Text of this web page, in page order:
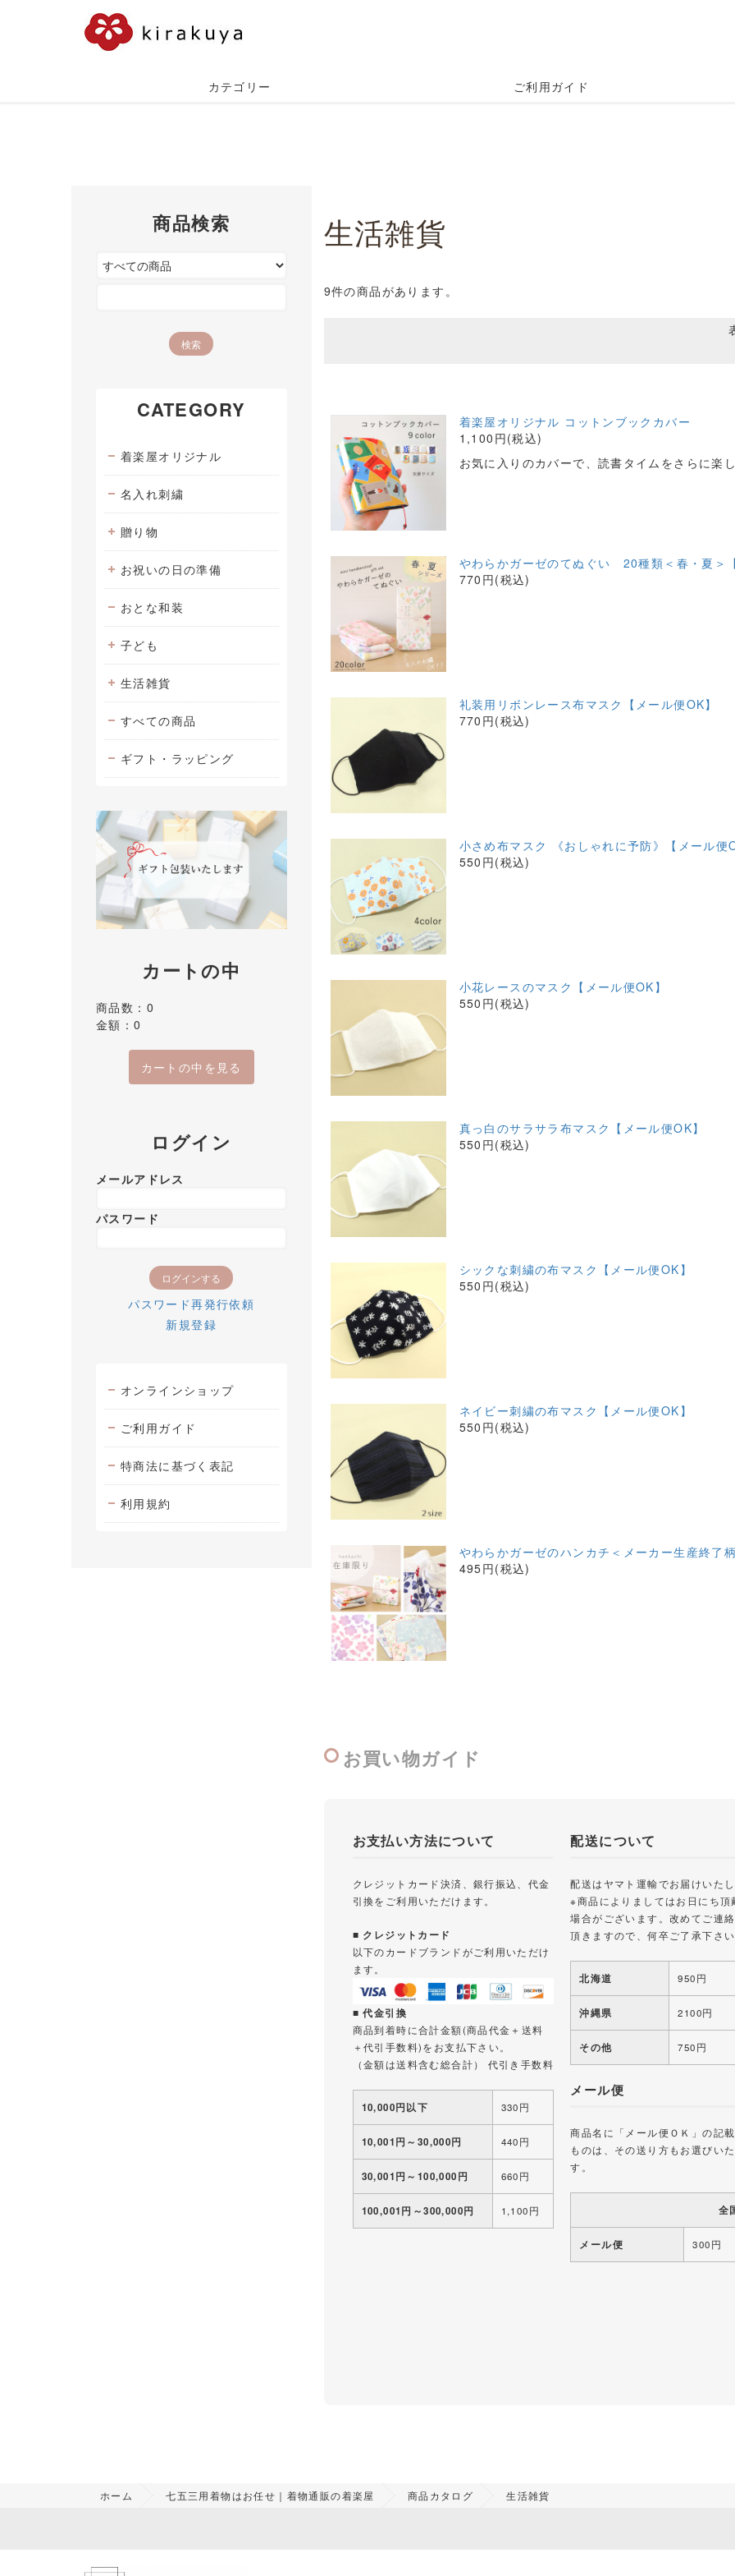
カテゴリー ご利用ガイド
商品検索
CATEGORY
着楽屋オリジナル
名入れ刺繍
贈り物
お祝いの日の準備
おとな和装
子ども
生活雑貨
すべての商品
ギフト・ラッピング
カートの中
商品数：0
金額：0
カートの中を見る
ログイン
メールアドレス
パスワード
パスワード再発行依頼
新規登録
オンラインショップ
ご利用ガイド
特商法に基づく表記
利用規約
生活雑貨
9件の商品があります。
着楽屋オリジナル コットンブックカバー
1,100円(税込)
お気に入りのカバーで、読書タイムをさらに楽
やわらかガーゼのてぬぐい 20種類＜春・夏＞
770円(税込)
礼装用リボンレース布マスク【メール便OK】
770円(税込)
小さめ布マスク 《おしゃれに予防》【メール便
550円(税込)
小花レースのマスク【メール便OK】
550円(税込)
真っ白のサラサラ布マスク【メール便OK】
550円(税込)
シックな刺繍の布マスク【メール便OK】
550円(税込)
ネイビー刺繍の布マスク【メール便OK】
550円(税込)
やわらかガーゼのハンカチ＜メーカー生産終了
495円(税込)
お買い物ガイド
お支払い方法について
クレジットカード決済、銀行振込、代金
引換をご利用いただけます。
■ クレジットカード
以下のカードブランドがご利用いただけ
ます。
■ 代金引換
商品到着時に合計金額(商品代金＋送料
＋代引手数料)をお支払下さい。
（金額は送料含む総合計） 代引き手数料
10,000円以下 330円
10,001円～30,000円 440円
30,001円～100,000円 660円
100,001円～300,000円 1,100円
配送について
配送はヤマト運輸でお届けいた
※商品によりましてはお日にち頂
場合がございます。改めてご連
頂きますので、何卒ご了承下さ
北海道 950円
沖縄県 2100円
その他 750円
メール便
商品名に「メール便ＯＫ」の記
ものは、その送り方もお選びい
す。
全
メール便 300円
ホーム 七五三用着物はお任せ｜着物通販の着楽屋 商品カタログ 生活雑貨